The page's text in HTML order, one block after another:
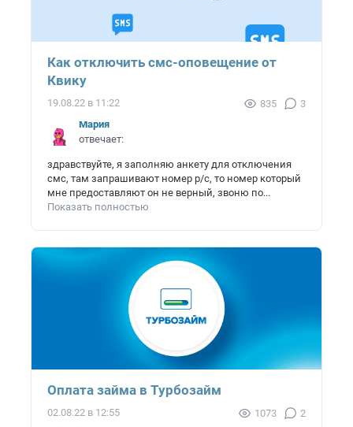
Как отключить смс-оповещение от
Квику
19.08.22 в 11:22 835
3
Мария
отвечает:
здравствуйте, я заполняю анкету для отключения
смс, там запрашивают номер р/с, то номер который
мне предоставляют он не верный, звоню по...
Показать полностью
Оплата займа в Турбозайм
02.08.22 в 12:55 1073
2